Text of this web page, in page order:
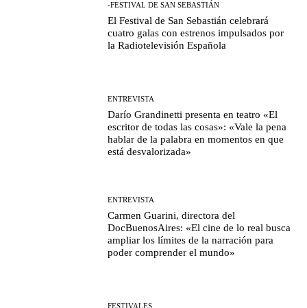
-FESTIVAL DE SAN SEBASTIÁN
El Festival de San Sebastián celebrará
cuatro galas con estrenos impulsados por
la Radiotelevisión Española
ENTREVISTA
Darío Grandinetti presenta en teatro «El
escritor de todas las cosas»: «Vale la pena
hablar de la palabra en momentos en que
está desvalorizada»
ENTREVISTA
Carmen Guarini, directora del
DocBuenosAires: «El cine de lo real busca
ampliar los límites de la narración para
poder comprender el mundo»
FESTIVALES